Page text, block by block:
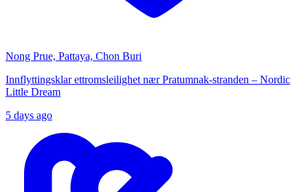
Nong Prue, Pattaya, Chon Buri
Innflyttingsklar ettromsleilighet nær Pratumnak-stranden – Nordic
Little Dream
5 days ago